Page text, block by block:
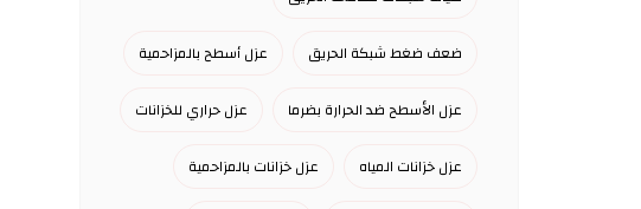
ضعف ضغط شبكة الحريق عزل أسطح بالمزاحمية
عزل الأسطح ضد الحرارة بضرما عزل حراري للخزانات
عزل خزانات المياه عزل خزانات بالمزاحمية